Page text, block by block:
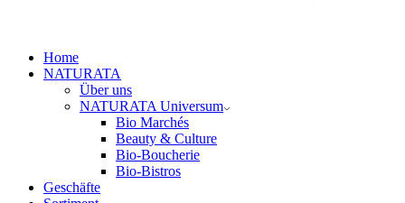
Home
NATURATA
Über uns
NATURATA Universum
Bio Marchés
Beauty & Culture
Bio-Boucherie
Bio-Bistros
Geschäfte